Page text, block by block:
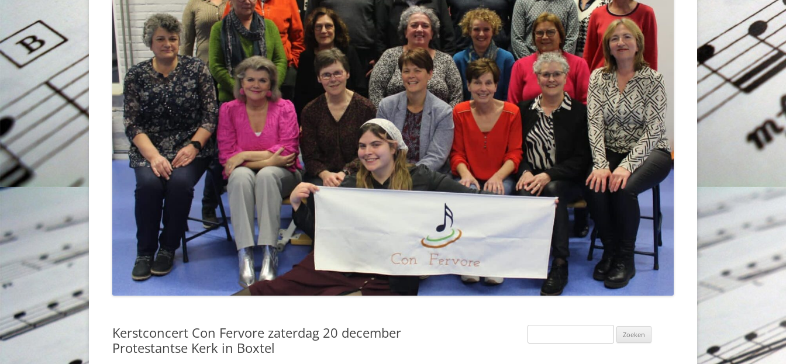
FOTO’S KERSTCONCERT 2014
FOTO’S OPTREDEN BAZAAR
BOXTEL 2015
FOTO’S BENEFIETCONCERT MET
POPKOOR JUKEBOX
FOTO’S JUBILEUMCONCERT
GEMENGD KOOR BEST
FOTO’S REPETITIE VOOR
OPTREDEN MET BIG BAND
FOTO’S KERSTCONCERT 2018
Kerstconcert Con Fervore zaterdag 20 december
Protestantse Kerk in Boxtel
o